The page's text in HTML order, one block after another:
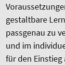
gestaltbare
passgenau zu
und im
für den